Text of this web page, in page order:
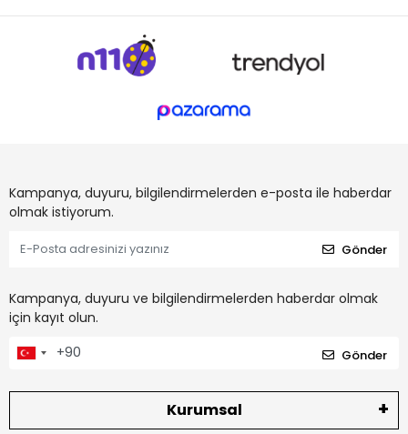
Kampanya, duyuru, bilgilendirmelerden e-posta ile haberdar
olmak istiyorum.
Gönder
Kampanya, duyuru ve bilgilendirmelerden haberdar olmak
için kayıt olun.
Gönder
Kurumsal